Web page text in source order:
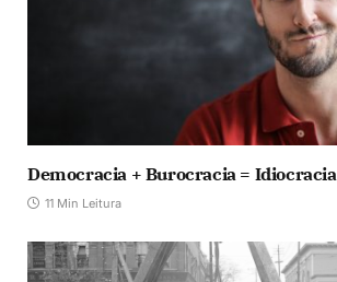
Democracia + Burocracia = Idiocracia
11 Min Leitura